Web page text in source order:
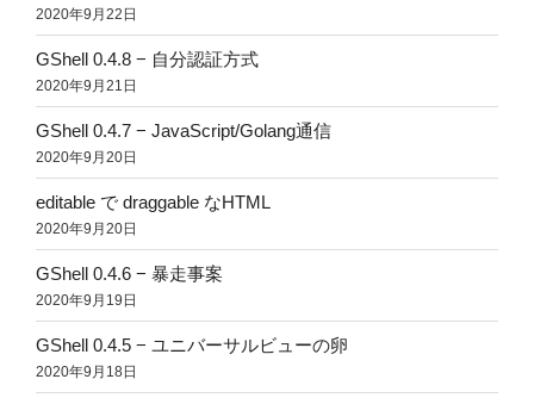
2020年9月22日
GShell 0.4.8 − 自分認証方式
2020年9月21日
GShell 0.4.7 − JavaScript/Golang通信
2020年9月20日
editable で draggable なHTML
2020年9月20日
GShell 0.4.6 − 暴走事案
2020年9月19日
GShell 0.4.5 − ユニバーサルビューの卵
2020年9月18日